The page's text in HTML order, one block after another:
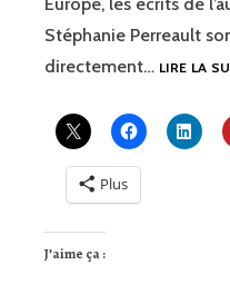
Stéphanie Perreault
directement… LIRE LA
Plus
J’aime ça :